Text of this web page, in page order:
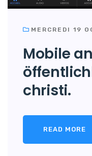
MERCREDI 19
Mobile
christi.
READ MORE